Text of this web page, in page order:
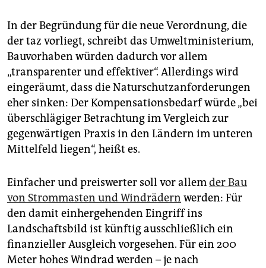
In der Begründung für die neue Verordnung, die
der taz vorliegt, schreibt das Umweltministerium,
Bauvorhaben würden dadurch vor allem
„transparenter und effektiver“. Allerdings wird
eingeräumt, dass die Naturschutzanforderungen
eher sinken: Der Kompensationsbedarf würde „bei
überschlägiger Betrachtung im Vergleich zur
gegenwärtigen Praxis in den Ländern im unteren
Mittelfeld liegen“, heißt es.
Einfacher und preiswerter soll vor allemder Bau
von Strommasten und Windrädern werden: Für
den damit einhergehenden Eingriff ins
Landschaftsbild ist künftig ausschließlich ein
finanzieller Ausgleich vorgesehen. Für ein 200
Meter hohes Windrad werden – je nach